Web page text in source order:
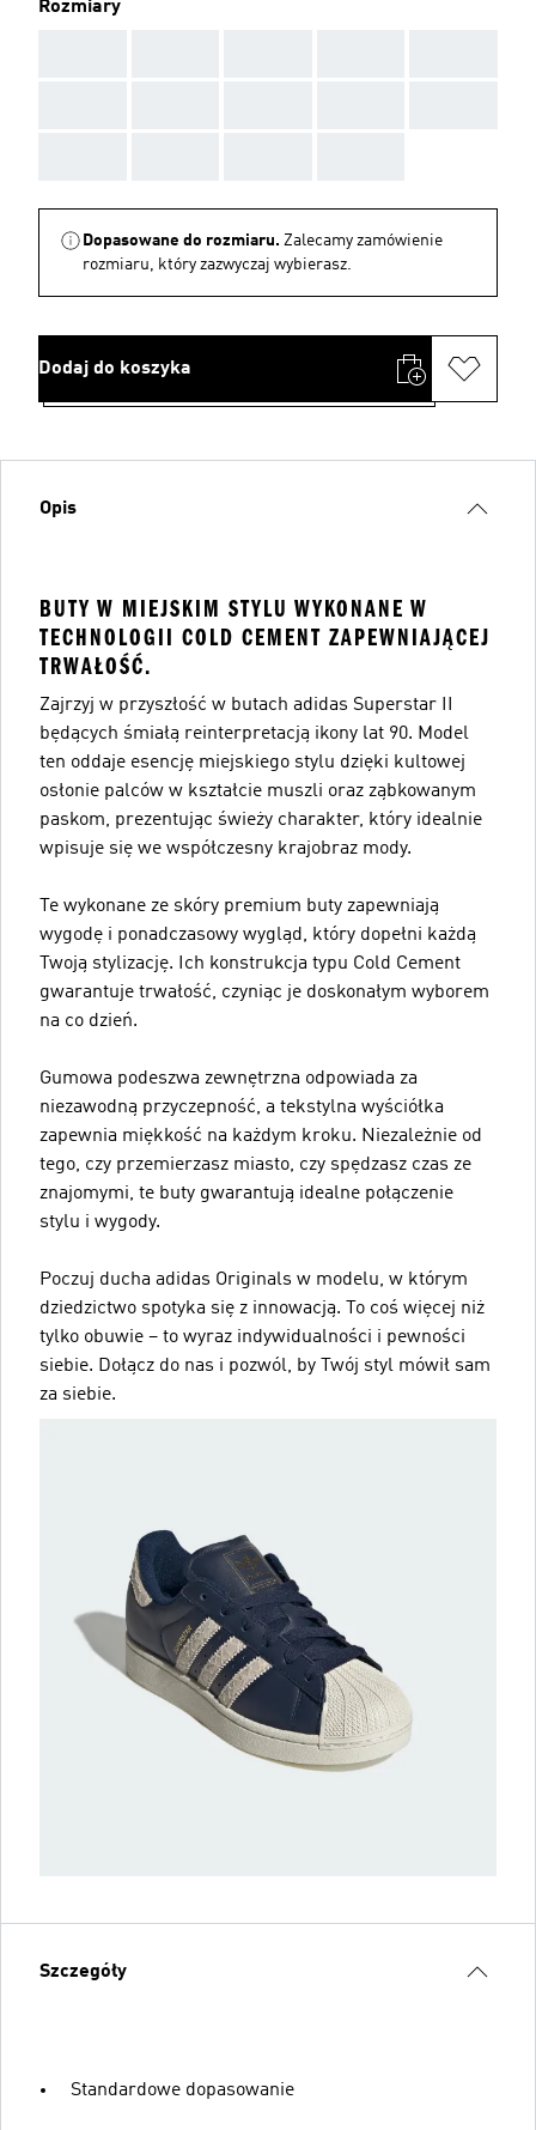
Rozmiary
Dopasowane do rozmiaru. Zalecamy zamówienie
rozmiaru, który zazwyczaj wybierasz.
Dodaj do koszyka
Opis
BUTY W MIEJSKIM STYLU WYKONANE W
TECHNOLOGII COLD CEMENT ZAPEWNIAJĄCEJ
TRWAŁOŚĆ.
Zajrzyj w przyszłość w butach adidas Superstar II
będących śmiałą reinterpretacją ikony lat 90. Model
ten oddaje esencję miejskiego stylu dzięki kultowej
osłonie palców w kształcie muszli oraz ząbkowanym
paskom, prezentując świeży charakter, który idealnie
wpisuje się we współczesny krajobraz mody.
Te wykonane ze skóry premium buty zapewniają
wygodę i ponadczasowy wygląd, który dopełni każdą
Twoją stylizację. Ich konstrukcja typu Cold Cement
gwarantuje trwałość, czyniąc je doskonałym wyborem
na co dzień.
Gumowa podeszwa zewnętrzna odpowiada za
niezawodną przyczepność, a tekstylna wyściółka
zapewnia miękkość na każdym kroku. Niezależnie od
tego, czy przemierzasz miasto, czy spędzasz czas ze
znajomymi, te buty gwarantują idealne połączenie
stylu i wygody.
Poczuj ducha adidas Originals w modelu, w którym
dziedzictwo spotyka się z innowacją. To coś więcej niż
tylko obuwie – to wyraz indywidualności i pewności
siebie. Dołącz do nas i pozwól, by Twój styl mówił sam
za siebie.
Szczegóły
Standardowe dopasowanie